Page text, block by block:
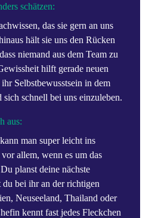
schätzen:
das sie gern an uns
hält sie uns den Rücken
niemand aus dem Team zu
hilft gerade neuen
Selbstbewusstsein in dem
schnell bei uns einzuleben.
aus:
man super leicht ins
allem, wenn es um das
planst deine nächste
du bei ihr an der richtigen
Neuseeland, Thailand oder
kennt fast jedes Fleckchen